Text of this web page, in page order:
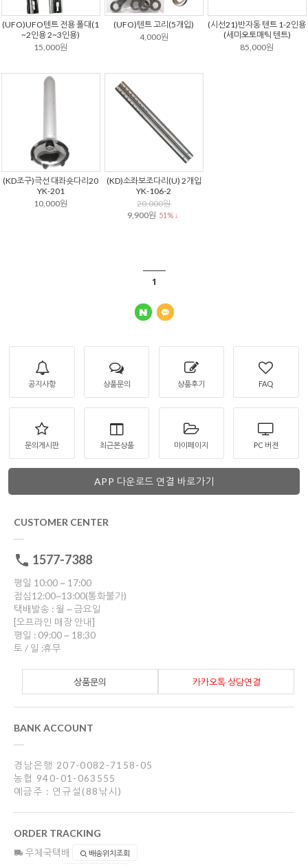
(UFO)UFO텐트 전용 폴대(1
~2인용 2~3인용)
15,000원
(UFO)텐트 고리(5개입)
4,000원
(시선21)반자동 텐트 1-2인용
(세미오토매틱 텐트)
85,000원
(KD조구)극선 대좌숏다리20
YK-201
10,000원
(KD)소좌보조다리(U) 2개입
YK-106-2
20,000원
9,900원 51% ↓
1
공지사항 상품문의 상품후기 FAQ
문의게시판 최근본상품 마이페이지 PC 버젼
APP 다운로드 연결 바로가기
CUSTOMER CENTER
1577-7388
평일 10:00 ~ 17:00
점심12:00~13:00(통화불가)
택배발송 : 월 ~ 금요일
[오프라인 매장 안내]
평일 : 09:00 ~ 18:30
토 / 일 :휴무
카카오톡 상담연결
상품문의
BANK ACCOUNT
경남은행 207-0082-7158-05
농협 940-01-063555
예금주 : 연규설(88낚시)
ORDER TRACKING
우체국택배 배송위치조회